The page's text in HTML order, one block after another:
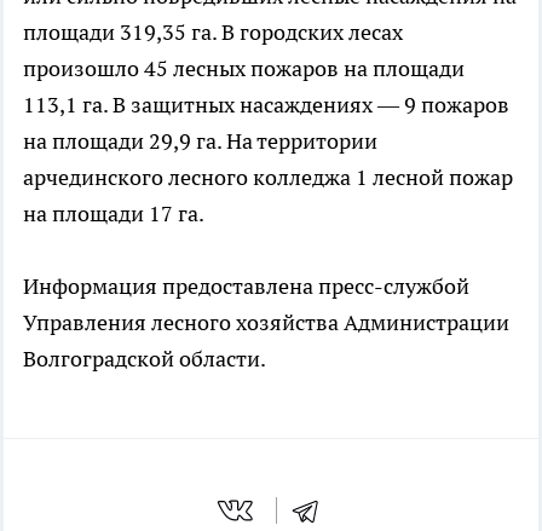
площади 319,35 га. В городских лесах
произошло 45 лесных пожаров на площади
113,1 га. В защитных насаждениях — 9 пожаров
на площади 29,9 га. На территории
арчединского лесного колледжа 1 лесной пожар
на площади 17 га.
Информация предоставлена пресс-службой
Управления лесного хозяйства Администрации
Волгоградской области.